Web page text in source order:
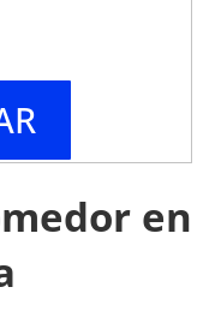
en